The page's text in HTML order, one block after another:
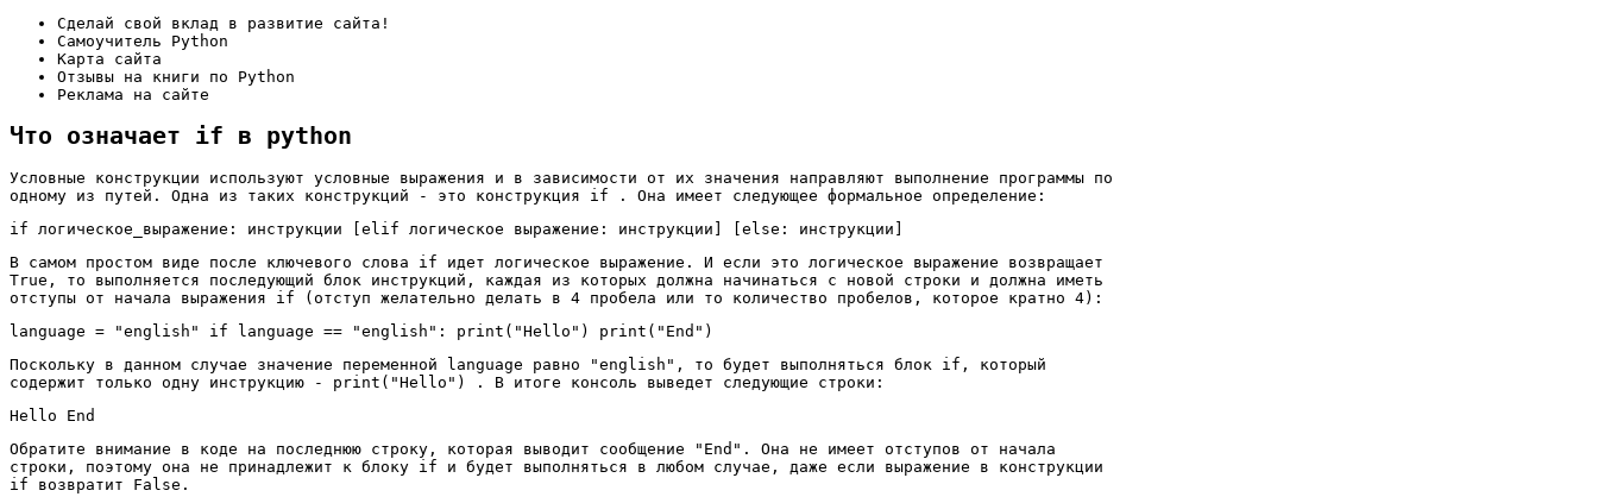
Сделай свой вклад в развитие сайта!
Самоучитель Python
Карта сайта
Отзывы на книги по Python
Реклама на сайте
Что означает if в python
Условные конструкции используют условные выражения и в зависимости от их значения направляют выполнение программы по
одному из путей. Одна из таких конструкций - это конструкция if . Она имеет следующее формальное определение:
if логическое_выражение: инструкции [elif логическое выражение: инструкции] [else: инструкции]
В самом простом виде после ключевого слова if идет логическое выражение. И если это логическое выражение возвращает
True, то выполняется последующий блок инструкций, каждая из которых должна начинаться с новой строки и должна иметь
отступы от начала выражения if (отступ желательно делать в 4 пробела или то количество пробелов, которое кратно 4):
language = "english" if language == "english": print("Hello") print("End")
Поскольку в данном случае значение переменной language равно "english", то будет выполняться блок if, который
содержит только одну инструкцию - print("Hello") . В итоге консоль выведет следующие строки:
Hello End
Обратите внимание в коде на последнюю строку, которая выводит сообщение "End". Она не имеет отступов от начала
строки, поэтому она не принадлежит к блоку if и будет выполняться в любом случае, даже если выражение в конструкции
if возвратит False.